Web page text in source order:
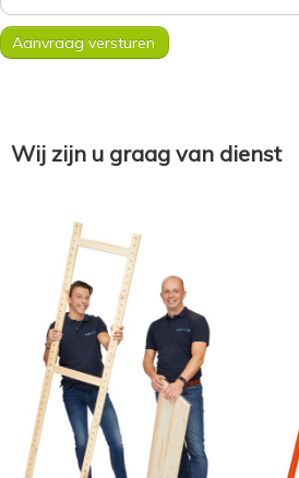
Wij zijn u graag van dienst